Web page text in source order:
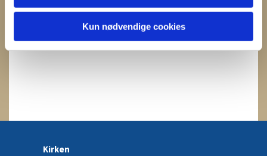
Kun nødvendige cookies
Kirken